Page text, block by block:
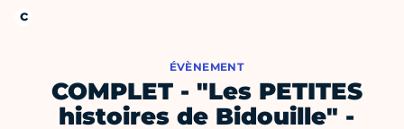
ÉVÈNEMENT
COMPLET - "Les PETITES
histoires de Bidouille" -